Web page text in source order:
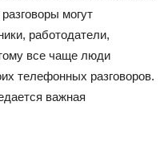
могут
работодатели,
все чаще люди
телефонных разговоров.
важная